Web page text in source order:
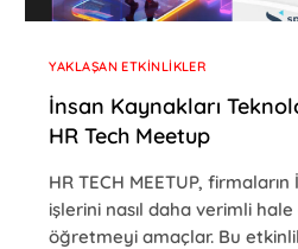
YAKLAŞAN ETKINLIKLER
İnsan Kaynakları
HR Tech Meetup
HR TECH MEETUP,
işlerini nasıl daha verimli
öğretmeyi amaçlar. Bu